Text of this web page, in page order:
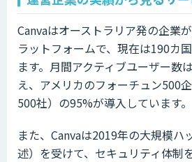
Canvaはオーストラリア発の企業
ラットフォームで、現在は190カ
ます。月間アクティブユーザー数
え、アメリカのフォーチュン500
500社）の95%が導入しています。
また、Canvaは2019年の大規模
述）を受けて、セキュリティ体制